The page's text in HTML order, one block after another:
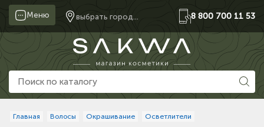
Меню выбрать город... 8 800 700 11 53
Главная Волосы Окрашивание Осветлители